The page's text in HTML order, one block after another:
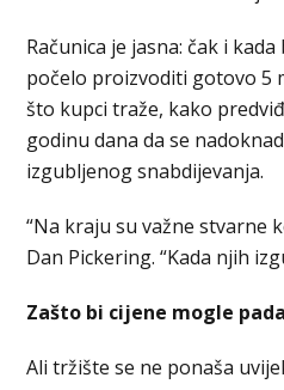
Računica je jasna: čak i
počelo proizvoditi gotovo 5
što kupci traže, kako
godinu dana da se
izgubljenog snabdijevanja.
“Na kraju su važne stvarne
Dan Pickering. “Kada njih
Zašto bi cijene mogle
Ali tržište se ne ponaša